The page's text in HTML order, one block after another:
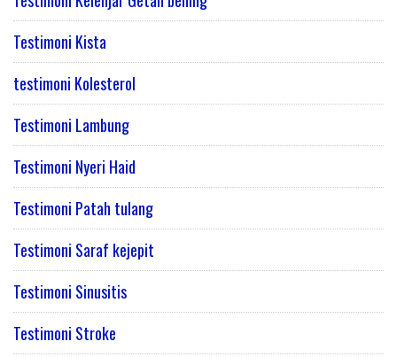
Testimoni Kista
testimoni Kolesterol
Testimoni Lambung
Testimoni Nyeri Haid
Testimoni Patah tulang
Testimoni Saraf kejepit
Testimoni Sinusitis
Testimoni Stroke